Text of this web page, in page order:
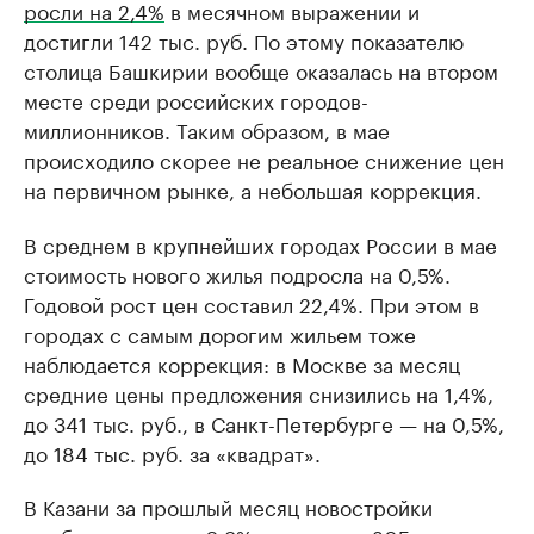
росли на 2,4% в месячном выражении и
достигли 142 тыс. руб. По этому показателю
столица Башкирии вообще оказалась на втором
месте среди российских городов-
миллионников. Таким образом, в мае
происходило скорее не реальное снижение цен
на первичном рынке, а небольшая коррекция.
В среднем в крупнейших городах России в мае
стоимость нового жилья подросла на 0,5%.
Годовой рост цен составил 22,4%. При этом в
городах с самым дорогим жильем тоже
наблюдается коррекция: в Москве за месяц
средние цены предложения снизились на 1,4%,
до 341 тыс. руб., в Санкт-Петербурге — на 0,5%,
до 184 тыс. руб. за «квадрат».
В Казани за прошлый месяц новостройки